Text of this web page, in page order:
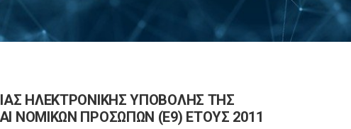
ΗΛΕΚΤΡΟΝΙΚΗΣ ΥΠΟΒΟΛΗΣ ΤΗΣ
ΝΟΜΙΚΩΝ ΠΡΟΣΩΠΩΝ (Ε9) ΕΤΟΥΣ 2011